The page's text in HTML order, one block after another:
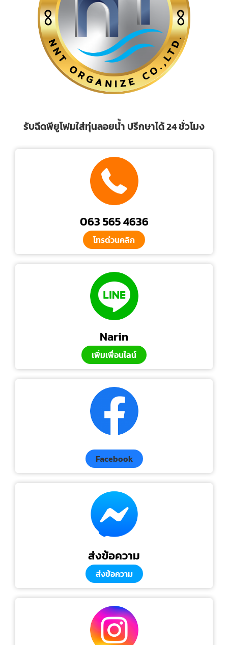
รับฉีดพียูโฟมใส่ทุ่นลอยน้ำ ปรึกษาได้ 24 ชั่วโมง
063 565 4636
โทรด่วนคลิก
Narin
เพิ่มเพื่อนไลน์
Facebook
ส่งข้อความ
ส่งข้อความ